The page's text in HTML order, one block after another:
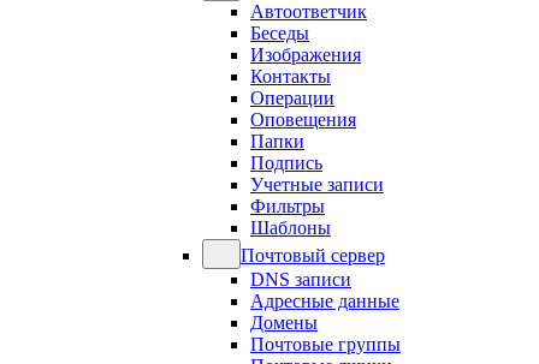
Автоответчик
Беседы
Изображения
Контакты
Операции
Оповещения
Папки
Подпись
Учетные записи
Фильтры
Шаблоны
Почтовый сервер
DNS записи
Адресные данные
Домены
Почтовые группы